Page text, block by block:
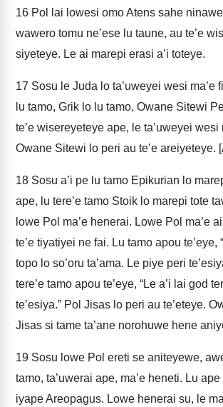
16 Pol lai lowesi omo Atens sahe
wawero tomu ne’ese lu taune, au te’e
siyeteye. Le ai marepi erasi a’i toteye.
17 Sosu le Juda lo ta’uweyei wesi ma’e
lu tamo, Grik lo lu tamo, Owane Sitewi
te’e wisereyeteye ape, le ta’uweyei wesi
Owane Sitewi lo peri au te’e areiyeteye.
18 Sosu a’i pe lu tamo Epikurian lo
ape, lu tere’e tamo Stoik lo marepi tote
lowe Pol ma’e henerai. Lowe Pol ma’e
te’e tiyatiyei ne fai. Lu tamo apou te’eye,
topo lo so’oru ta’ama. Le piye peri
tere’e tamo apou te’eye, “Le a’i lai god
te’esiya.” Pol Jisas lo peri au te’eteye.
Jisas si tame ta’ane norohuwe hene
19 Sosu lowe Pol ereti se aniteyewe,
tamo, ta’uwerai ape, ma’e heneti. Lu
iyape Areopagus. Lowe henerai su, le